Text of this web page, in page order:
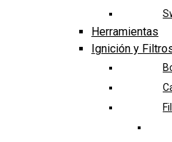
Herramientas
Ignición y